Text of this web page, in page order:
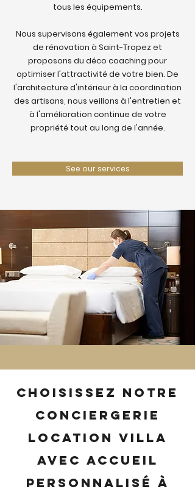
tous les équipements.
Nous supervisons également vos projets
de rénovation à Saint-Tropez et
proposons du déco coaching pour
optimiser l'attractivité de votre bien. De
l'architecture d'intérieur à la coordination
des artisans, nous veillons à l'entretien et
à l'amélioration continue de votre
propriété tout au long de l'année.
See our services
Choisissez notre
conciergerie
location villa
avec accueil
personnalisé à